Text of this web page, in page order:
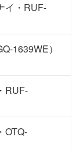
イ・RUF-
1639WE）
RUF-
OTQ-